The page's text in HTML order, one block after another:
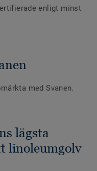
enligt minst
med Svanen.
lägsta
linoleumgolv